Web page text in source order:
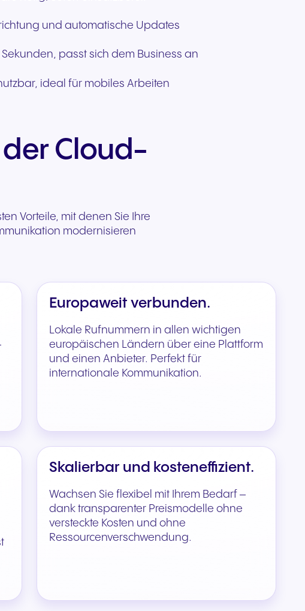
und automatische Updates
passt sich dem Business an
ideal für mobiles Arbeiten
der Cloud-
Vorteile, mit denen Sie Ihre
modernisieren
Europaweit verbunden.
Lokale Rufnummern in allen wichtigen
europäischen Ländern über eine Plattform
und einen Anbieter. Perfekt für
internationale Kommunikation.
Skalierbar und kosteneffizient.
Wachsen Sie flexibel mit Ihrem Bedarf –
dank transparenter Preismodelle ohne
versteckte Kosten und ohne
Ressourcenverschwendung.